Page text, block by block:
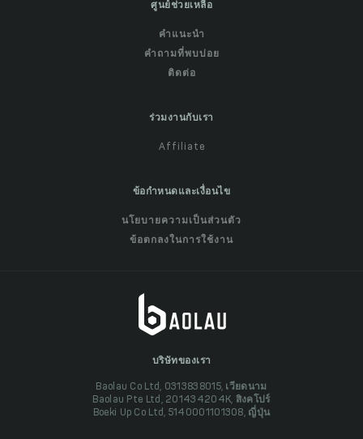
ศูนย์ช่วยเหลือ
คำแนะนำ
คำถามที่พบบ่อย
ติดต่อ
ร่วมงานกับเรา
Affiliate
ข้อกำหนดและเงื่อนไข
นโยบายความเป็นส่วนตัว
ข้อตกลงในการใช้งาน
บริษัทของเรา
Baolau Co Ltd, 0313838015, เวียดนาม
Baolau Pte Ltd, 201434204K, สิงคโปร์
Boeki Up Co Ltd, 5140001101308, ญี่ปุ่น